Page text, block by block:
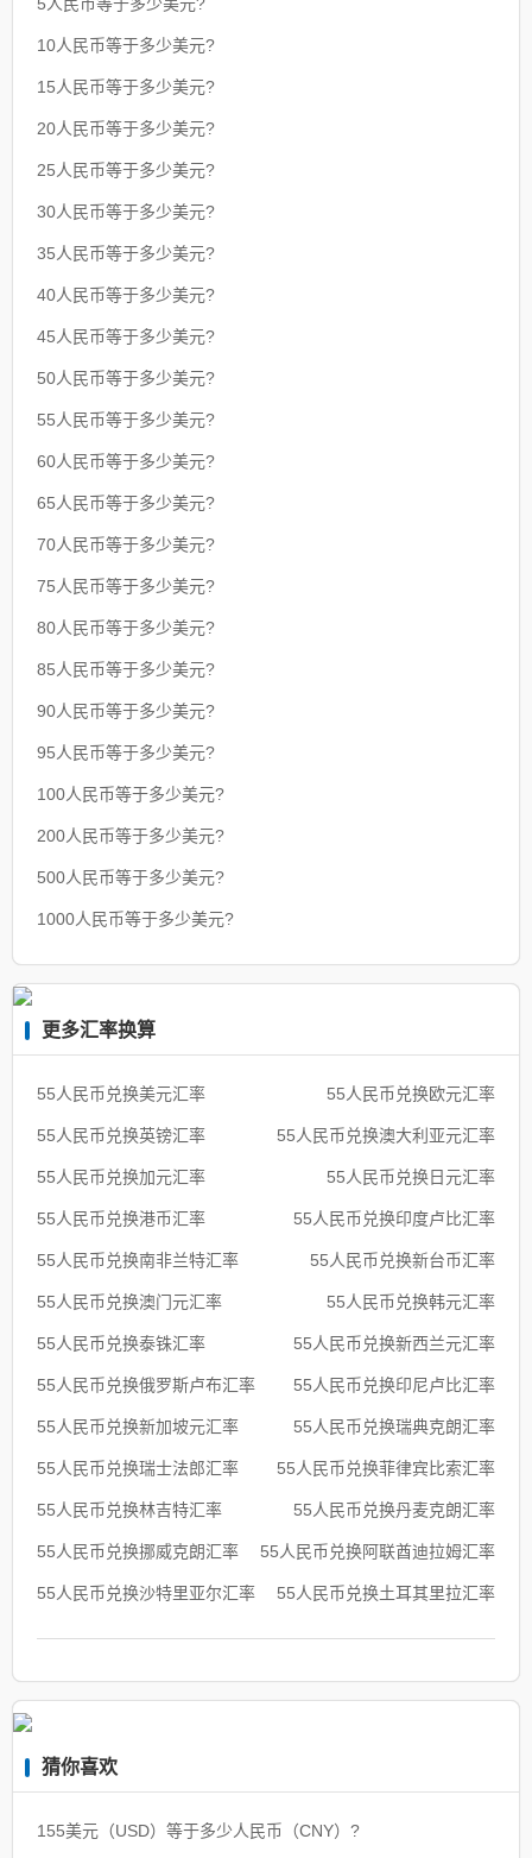
5人民币等于多少美元?
10人民币等于多少美元?
15人民币等于多少美元?
20人民币等于多少美元?
25人民币等于多少美元?
30人民币等于多少美元?
35人民币等于多少美元?
40人民币等于多少美元?
45人民币等于多少美元?
50人民币等于多少美元?
55人民币等于多少美元?
60人民币等于多少美元?
65人民币等于多少美元?
70人民币等于多少美元?
75人民币等于多少美元?
80人民币等于多少美元?
85人民币等于多少美元?
90人民币等于多少美元?
95人民币等于多少美元?
100人民币等于多少美元?
200人民币等于多少美元?
500人民币等于多少美元?
1000人民币等于多少美元?
更多汇率换算
55人民币兑换美元汇率 55人民币兑换欧元汇率
55人民币兑换英镑汇率 55人民币兑换澳大利亚元汇率
55人民币兑换加元汇率 55人民币兑换日元汇率
55人民币兑换港币汇率 55人民币兑换印度卢比汇率
55人民币兑换南非兰特汇率 55人民币兑换新台币汇率
55人民币兑换澳门元汇率 55人民币兑换韩元汇率
55人民币兑换泰铢汇率 55人民币兑换新西兰元汇率
55人民币兑换俄罗斯卢布汇率 55人民币兑换印尼卢比汇率
55人民币兑换新加坡元汇率 55人民币兑换瑞典克朗汇率
55人民币兑换瑞士法郎汇率 55人民币兑换菲律宾比索汇率
55人民币兑换林吉特汇率 55人民币兑换丹麦克朗汇率
55人民币兑换挪威克朗汇率 55人民币兑换阿联酋迪拉姆汇率
55人民币兑换沙特里亚尔汇率 55人民币兑换土耳其里拉汇率
猜你喜欢
155美元（USD）等于多少人民币（CNY）?